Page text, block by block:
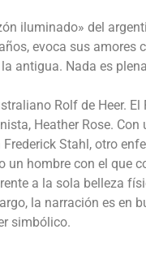
iluminado» del
evoca sus amores
antigua. Nada es
Rolf de Heer. El
Heather Rose.
Stahl, otro
hombre con el que
a la sola belleza
la narración es en
simbólico.